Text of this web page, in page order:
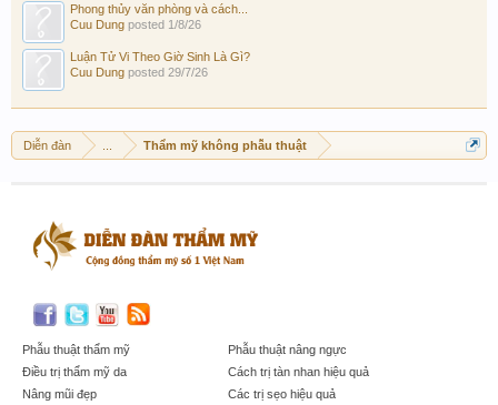
Phong thủy văn phòng và cách...
Cuu Dung posted 1/8/26
Luận Tử Vi Theo Giờ Sinh Là Gì?
Cuu Dung posted 29/7/26
Diễn đàn Thẩm mỹ không phẫu thuật
Phẫu thuật thẩm mỹ
Điều trị thẩm mỹ da
Nâng mũi đẹp
Phẫu thuật nâng ngực
Cách trị tàn nhan hiệu quả
Các trị sẹo hiệu quả